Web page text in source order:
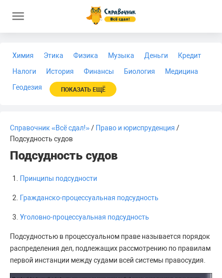
Химия Этика Физика Музыка Деньги
Кредит
Налоги
История Финансы Биология
Медицина
Геодезия
ПОКАЗАТЬ ЕЩЁ
Справочник «Всё сдал!»/ Право и юриспруденция /
Подсудность судов
Подсудность судов
Принципы подсудности
Гражданско-процессуальная подсудность
Уголовно-процессуальная подсудность
Подсудностью в процессуальном праве называется порядок
распределения дел, подлежащих рассмотрению по правилам
первой инстанции между судами всей системы правосудия.